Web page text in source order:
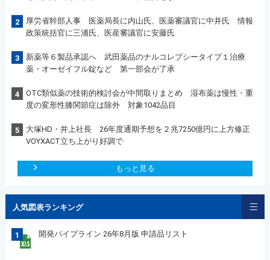
2
厚労省幹部人事 医薬局長に内山氏、医薬審議官に中井氏 情報
政策統括官に三浦氏、医産審議官に安藤氏
3
新薬等６製品承認へ 武田薬品のナルコレプシータイプ１治療
薬・オーゼイフル錠など 第一部会が了承
4
OTC類似薬の技術的検討会が中間取りまとめ 湿布薬は慢性・重
度の変形性膝関節症は除外 対象1042品目
5
大塚HD・井上社長 26年度通期予想を２兆7250億円に上方修正
VOYXACT立ち上がり好調で
もっと見る
人気図表ランキング
1 開発パイプライン 26年8月版 申請品リスト